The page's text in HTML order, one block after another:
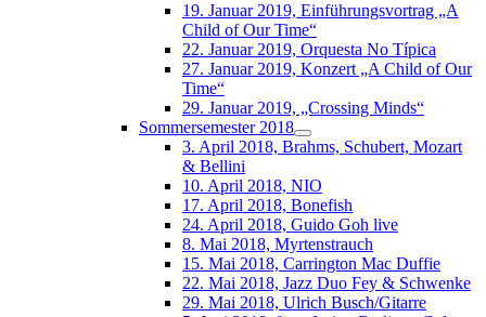
19. Januar 2019, Einführungsvortrag „A
Child of Our Time“
22. Januar 2019, Orquesta No Típica
27. Januar 2019, Konzert „A Child of Our
Time“
29. Januar 2019, „Crossing Minds“
Sommersemester 2018
3. April 2018, Brahms, Schubert, Mozart
& Bellini
10. April 2018, NIO
17. April 2018, Bonefish
24. April 2018, Guido Goh live
8. Mai 2018, Myrtenstrauch
15. Mai 2018, Carrington Mac Duffie
22. Mai 2018, Jazz Duo Fey & Schwenke
29. Mai 2018, Ulrich Busch/Gitarre